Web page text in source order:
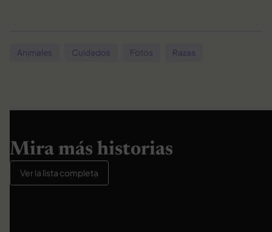
Animales Cuidados Fotos Razas
Mira más historias
Ver la lista completa